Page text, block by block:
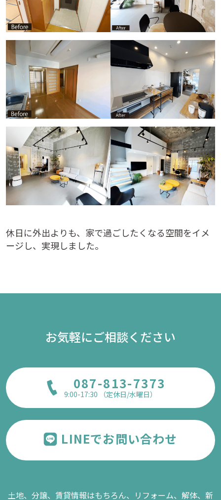
休日に外出よりも、家で過ごしたくなる空間をイメ
ージし、実現しました。
お気軽にご相談ください
087-813-7373
9:00-17:30 （定休日/水曜日）
LINEでお問い合わせ
土地、分譲、賃貸情報はもちろん、リフォーム、解体、新